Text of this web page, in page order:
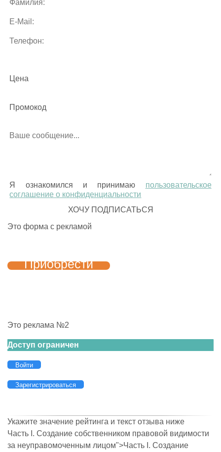
Цена
Промокод
Я ознакомился и принимаю пользовательское
соглашение о конфиденциальности
Это форма с рекламой
Приобрести
Это реклама №2
Доступ ограничен
Войти
Зарегистрироваться
Укажите значение рейтинга и текст отзыва ниже
Часть I. Создание собственником правовой видимости
за неуправомоченным лицом">Часть I. Создание